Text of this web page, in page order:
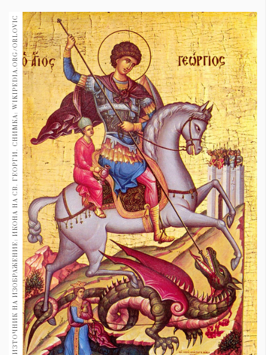
30+
Гурме 1709
Пътувай
237
Здраве 389
Gentlemen
381
Wellness
1815
ПОСЛЕДВАЙТЕ
НИ
ИЗТОЧНИК НА ИЗОБРАЖЕНИЕ: ИКОНА НА СВ. ГЕОРГИ. СНИМКА: WIKIPEDIA.ORG/ORLOVIC